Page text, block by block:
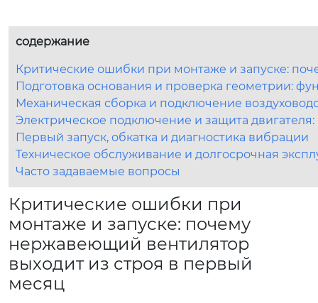
содержание
Критические ошибки при монтаже и запуске:
Подготовка основания и проверка геометрии:
Механическая сборка и подключение
Электрическое подключение и защита
Первый запуск, обкатка и диагностика вибрации
Техническое обслуживание и долгосрочная
Часто задаваемые вопросы
Критические ошибки при
монтаже и запуске: почему
нержавеющий вентилятор
выходит из строя в первый
месяц